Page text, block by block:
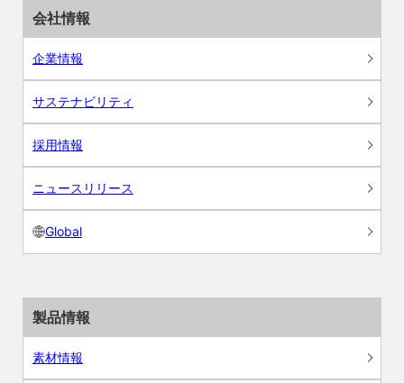
会社情報
企業情報
サステナビリティ
採用情報
ニュースリリース
Global
製品情報
素材情報